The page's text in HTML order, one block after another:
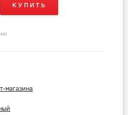
КУПИТЬ
магазина